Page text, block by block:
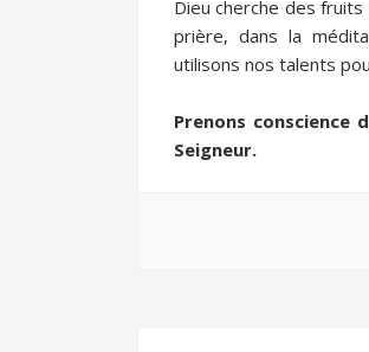
Dieu cherche des
prière, dans la
utilisons nos talents
Prenons
Seigneur.